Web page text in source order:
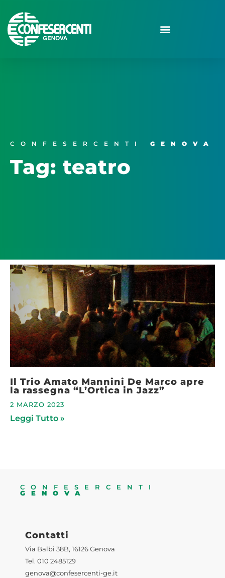
CONFESERCENTI GENOVA
Tag: teatro
Il Trio Amato Mannini De Marco apre
la rassegna “L’Ortica in Jazz”
2 MARZO 2023
Leggi Tutto »
CONFESERCENTI
GENOVA
Contatti
Via Balbi 38B, 16126 Genova
Tel. 010 2485129
genova@confesercenti-ge.it